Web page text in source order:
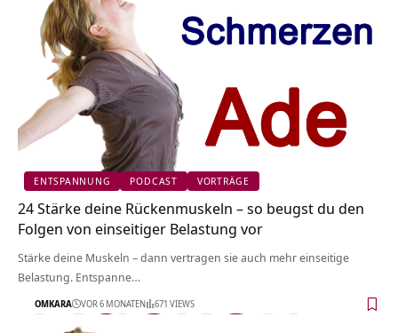
ENTSPANNUNG PODCAST VORTRÄGE
24 Stärke deine Rückenmuskeln – so beugst du den
Folgen von einseitiger Belastung vor
Stärke deine Muskeln – dann vertragen sie auch mehr einseitige
Belastung. Entspanne…
OMKARA VOR 6 MONATEN 671 VIEWS